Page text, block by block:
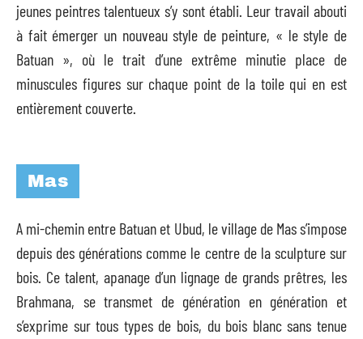
jeunes peintres talentueux s’y sont établi. Leur travail abouti
à fait émerger un nouveau style de peinture, « le style de
Batuan », où le trait d’une extrême minutie place de
minuscules figures sur chaque point de la toile qui en est
entièrement couverte.
Mas
A mi-chemin entre Batuan et Ubud, le village de Mas s’impose
depuis des générations comme le centre de la sculpture sur
bois. Ce talent, apanage d’un lignage de grands prêtres, les
Brahmana, se transmet de génération en génération et
s’exprime sur tous types de bois, du bois blanc sans tenue